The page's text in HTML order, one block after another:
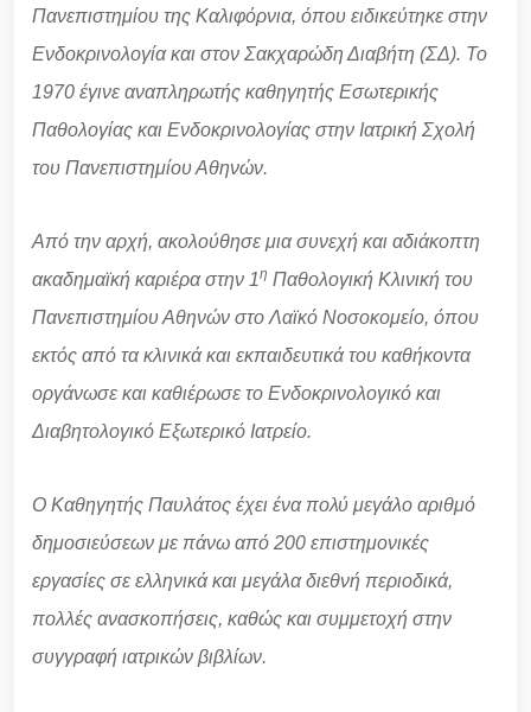
Πανεπιστημίου της Καλιφόρνια, όπου ειδικεύτηκε στην
Ενδοκρινολογία και στον Σακχαρώδη Διαβήτη (ΣΔ). Το
1970 έγινε αναπληρωτής καθηγητής Εσωτερικής
Παθολογίας και Ενδοκρινολογίας στην Ιατρική Σχολή
του Πανεπιστημίου Αθηνών.
Από την αρχή, ακολούθησε μια συνεχή και αδιάκοπτη
ακαδημαϊκή καριέρα στην 1η Παθολογική Κλινική του
Πανεπιστημίου Αθηνών στο Λαϊκό Νοσοκομείο, όπου
εκτός από τα κλινικά και εκπαιδευτικά του καθήκοντα
οργάνωσε και καθιέρωσε το Ενδοκρινολογικό και
Διαβητολογικό Εξωτερικό Ιατρείο.
Ο Καθηγητής Παυλάτος έχει ένα πολύ μεγάλο αριθμό
δημοσιεύσεων με πάνω από 200 επιστημονικές
εργασίες σε ελληνικά και μεγάλα διεθνή περιοδικά,
πολλές ανασκοπήσεις, καθώς και συμμετοχή στην
συγγραφή ιατρικών βιβλίων.